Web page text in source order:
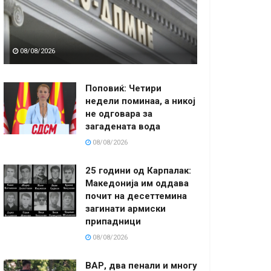
08/08/2026
Поповиќ: Четири
недели поминаа, а никој
не одговара за
загадената вода
08/08/2026
25 години од Карпалак:
Македонија им оддава
почит на десеттемина
загинати армиски
припадници
08/08/2026
ВАР, два пенали и многу